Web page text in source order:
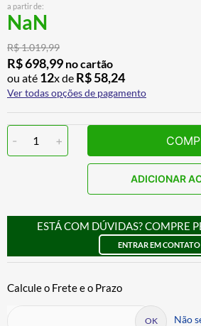
a partir de:
NaN
R$1.019,99
R$698,99 no cartão
ou até 12x de R$58,24
Ver todas opções de pagamento
- 1 +
ADICIONAR
ESTÁ COM DÚVIDAS? COMPRE
ENTRAR EM CONTATO
Não
7º
9º AIROH
10 º BOTAS